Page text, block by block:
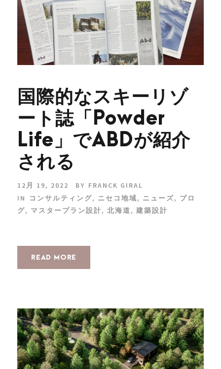
国際的なスキーリゾ
ート誌「Powder
Life」でABDが紹介
される
12月 19, 2022 BY FRANCK GIRAL
IN
コンサルティング, ニセコ地域, ニューズ, ブロ
グ, マスタープラン設計, 北海道, 建築設計
READ MORE